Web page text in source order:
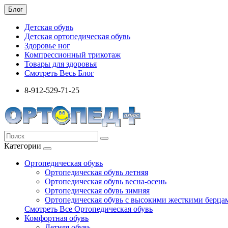
Блог
Детская обувь
Детская ортопедическая обувь
Здоровье ног
Компрессионный трикотаж
Товары для здоровья
Смотреть Весь Блог
8-912-529-71-25
Категории
Ортопедическая обувь
Ортопедическая обувь летняя
Ортопедическая обувь весна-осень
Ортопедическая обувь зимняя
Ортопедическая обувь с высокими жесткими
Смотреть Все Ортопедическая обувь
Комфортная обувь